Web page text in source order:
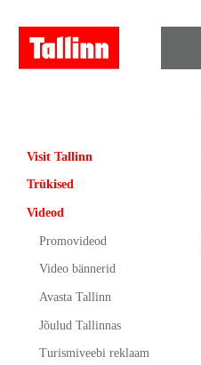
Visit Tallinn
Trükised
Videod
Promovideod
Video bännerid
Avasta Tallinn
Jõulud Tallinnas
Turismiveebi reklaam